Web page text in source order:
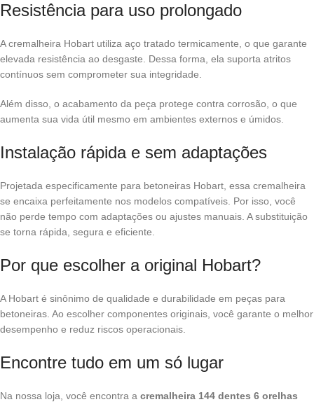
Resistência para uso prolongado
A cremalheira Hobart utiliza aço tratado termicamente, o que garante
elevada resistência ao desgaste. Dessa forma, ela suporta atritos
contínuos sem comprometer sua integridade.
Além disso, o acabamento da peça protege contra corrosão, o que
aumenta sua vida útil mesmo em ambientes externos e úmidos.
Instalação rápida e sem adaptações
Projetada especificamente para betoneiras Hobart, essa cremalheira
se encaixa perfeitamente nos modelos compatíveis. Por isso, você
não perde tempo com adaptações ou ajustes manuais. A substituição
se torna rápida, segura e eficiente.
Por que escolher a original Hobart?
A Hobart é sinônimo de qualidade e durabilidade em peças para
betoneiras. Ao escolher componentes originais, você garante o melhor
desempenho e reduz riscos operacionais.
Encontre tudo em um só lugar
Na nossa loja, você encontra a cremalheira 144 dentes 6 orelhas